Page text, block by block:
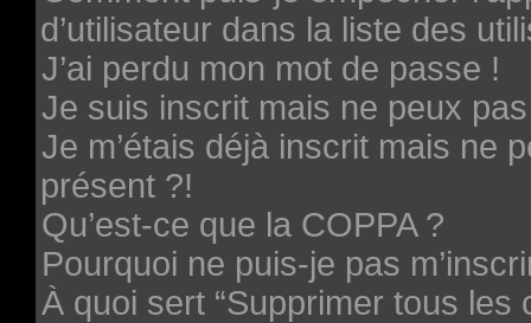
d’utilisateur dans la liste des
J’ai perdu mon mot de passe !
Je suis inscrit mais ne peux
Je m’étais déjà inscrit mais ne
présent ?!
Qu’est-ce que la COPPA ?
Pourquoi ne puis-je pas
À quoi sert “Supprimer tous les